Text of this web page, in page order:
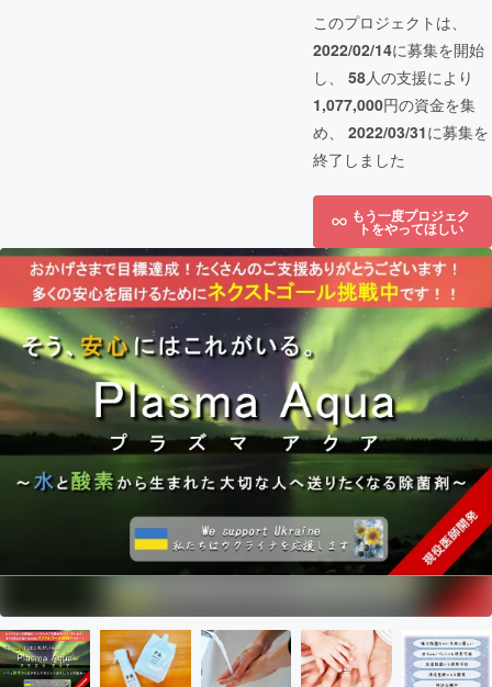
このプロジェクトは、
2022/02/14に募集を開始
し、 58人の支援により
1,077,000円の資金を集
め、 2022/03/31に募集を
終了しました
もう一度プロジェク
トをやってほしい